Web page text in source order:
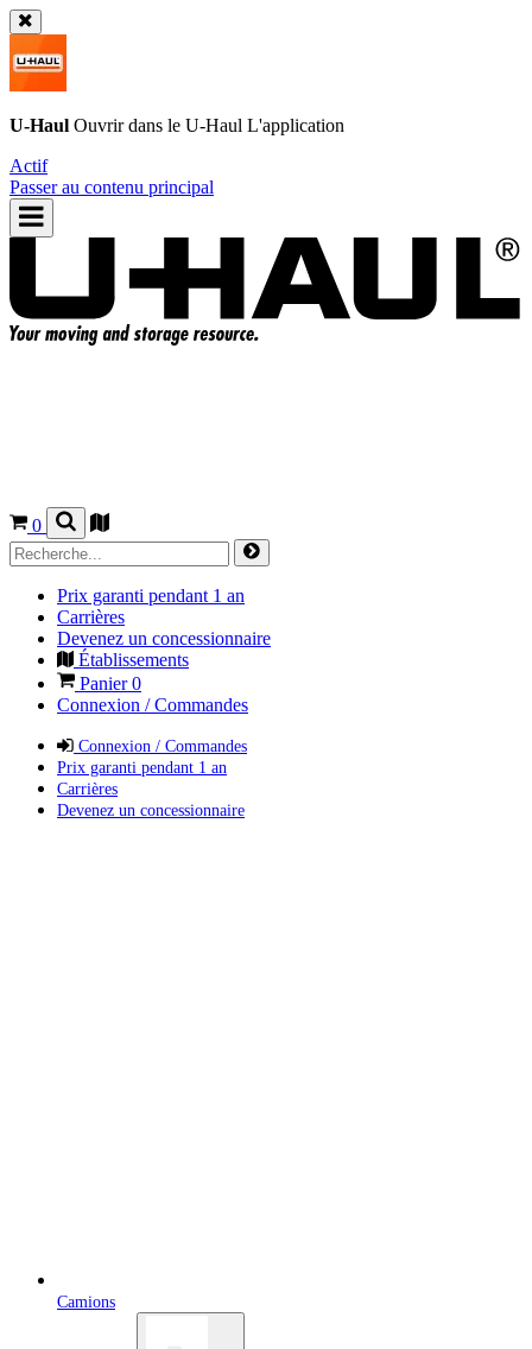
U-Haul Ouvrir dans le U-Haul L'application
Actif
Passer au contenu principal
0
Prix garanti pendant 1 an
Carrières
Devenez un concessionnaire
Établissements
Panier0
Connexion / Commandes
Connexion / Commandes
Prix garanti pendant 1 an
Carrières
Devenez un concessionnaire
Camions